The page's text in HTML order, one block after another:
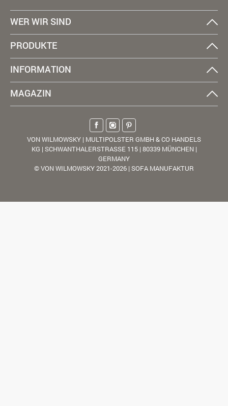
WER WIR SIND
PRODUKTE
INFORMATION
MAGAZIN
VON WILMOWSKY | MULTIPOLSTER GMBH & CO HANDELS
KG | SCHWANTHALERSTRASSE 115 | 80339 MÜNCHEN |
GERMANY
© VON WILMOWSKY 2021-2026 | SOFA MANUFAKTUR